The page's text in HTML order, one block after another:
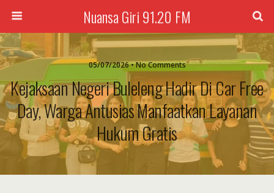
Nuansa Giri 91.20 FM
05/07/2026 • No Comments
Kejaksaan Negeri Buleleng Hadir Di Car Free
Day, Warga Antusias Manfaatkan Layanan
Hukum Gratis